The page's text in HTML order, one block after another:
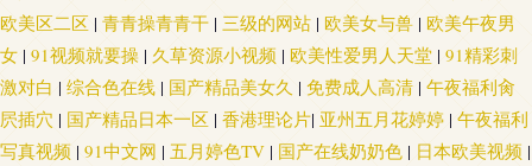
天ab 午夜神器人妻 激情桃色大成人 国产av自拍资源 无码论坛 超碰99热9 超
碰在线96 欧美色影院 9199在线视频 国产极品蜜臀毛片 日韩精品第一页
欧美区二区 | 青青操青青干 | 三级的网站 | 欧美女与兽 | 欧美午夜男
女 | 91视频就要操 | 久草资源小视频 | 欧美性爱男人天堂 | 91精彩刺
激对白 | 综合色在线 | 国产精品美女久 | 免费成人高清 | 午夜福利肏
屄插穴 | 国产精品日本一区 | 香港理论片| 亚州五月花婷婷 | 午夜福利
写真视频 | 91中文网 | 五月婷色TV | 国产在线奶奶色 | 日本欧美视频 |